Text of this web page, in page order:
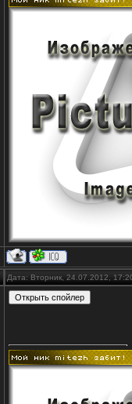
Дата: Вторник, 24.07.2012,